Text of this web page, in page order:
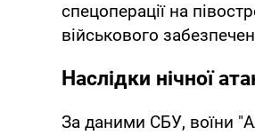
спецоперації на
військового
Наслідки нічної
За даними СБУ, воїни